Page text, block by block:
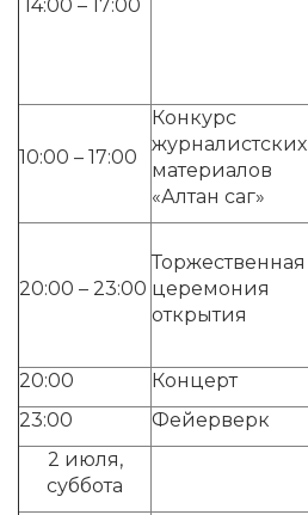
14:00 – 17:00
10:00 – 17:00
Конкурс
журналистских
материалов
«Алтан саг»
20:00 – 23:00
Торжественная
церемония
открытия
20:00
Концерт
23:00
Фейерверк
2 июля,
суббота